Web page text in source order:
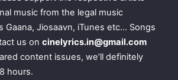
rendu padi
padi
music from the legal music
Gaana, Jiosaavn, iTunes etc… Songs
us on cinelyrics.in@gmail.com
content issues, we’ll definitely
hours.